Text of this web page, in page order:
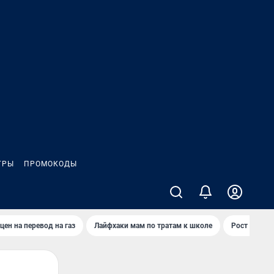
ПРОМОКОДЫ
на перевод на газ Лайфхаки мам по тратам к школе Рост цен на